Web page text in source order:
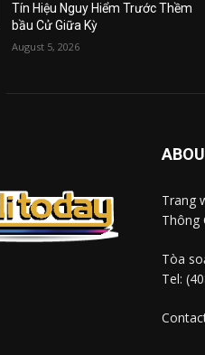
Tín Hiệu Nguy Hiểm Trước Thềm
bầu Cử Giữa Kỳ
August 5, 2026
Trang
Thông
Tòa
Tel: